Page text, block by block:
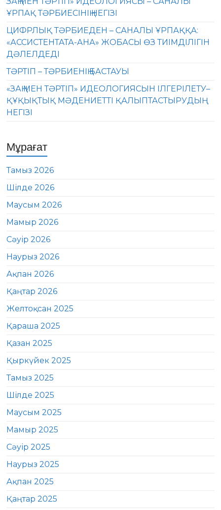
ҰРПАҚ ТӘРБИЕСІНІҢ НЕГІЗІ
ЦИФРЛЫҚ ТӘРБИЕДЕН – САНАЛЫ ҰРПАҚҚА:
«АССИСТЕНТАТА-АНА» ЖОБАСЫ ӨЗ ТИІМДІЛІГІН
ДӘЛЕЛДЕДІ
ТӘРТІП – ТӘРБИЕНІҢ БАСТАУЫ
«ЗАҢ МЕН ТӘРТІП» ИДЕОЛОГИЯСЫН ІЛГЕРІЛЕТУ–
ҚҰҚЫҚТЫҚ МӘДЕНИЕТТІ ҚАЛЫПТАСТЫРУДЫҢ
НЕГІЗІ
Мұрағат
Тамыз 2026
Шілде 2026
Маусым 2026
Мамыр 2026
Сәуір 2026
Наурыз 2026
Ақпан 2026
Қаңтар 2026
Желтоқсан 2025
Қараша 2025
Қазан 2025
Қыркүйек 2025
Тамыз 2025
Шілде 2025
Маусым 2025
Мамыр 2025
Сәуір 2025
Наурыз 2025
Ақпан 2025
Қаңтар 2025